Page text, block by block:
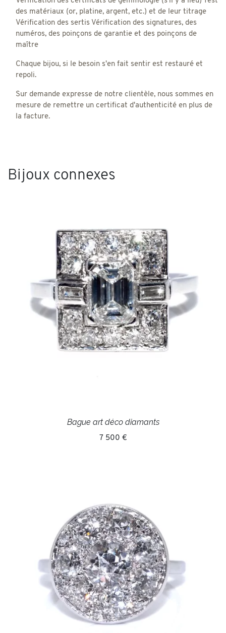
des matériaux (or, platine, argent, etc.) et de leur titrage
Vérification des sertis Vérification des signatures, des
numéros, des poinçons de garantie et des poinçons de
maître
Chaque bijou, si le besoin s'en fait sentir est restauré et
repoli.
Sur demande expresse de notre clientèle, nous sommes en
mesure de remettre un certificat d'authenticité en plus de
la facture.
Bijoux connexes
Bague art déco diamants
7 500 €